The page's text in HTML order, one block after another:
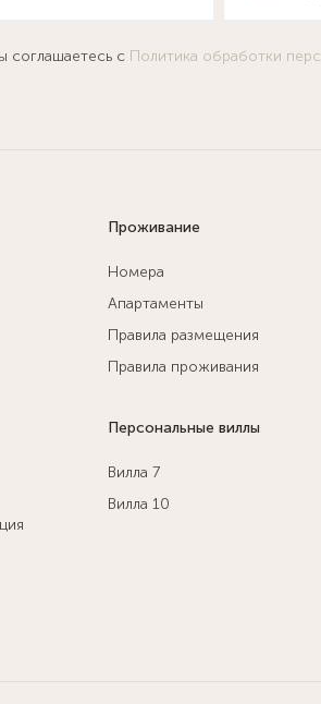
соглашаетесь с Политика обработки
Проживание
Номера
Апартаменты
Правила размещения
Правила проживания
Персональные виллы
Вилла 7
Вилла 10